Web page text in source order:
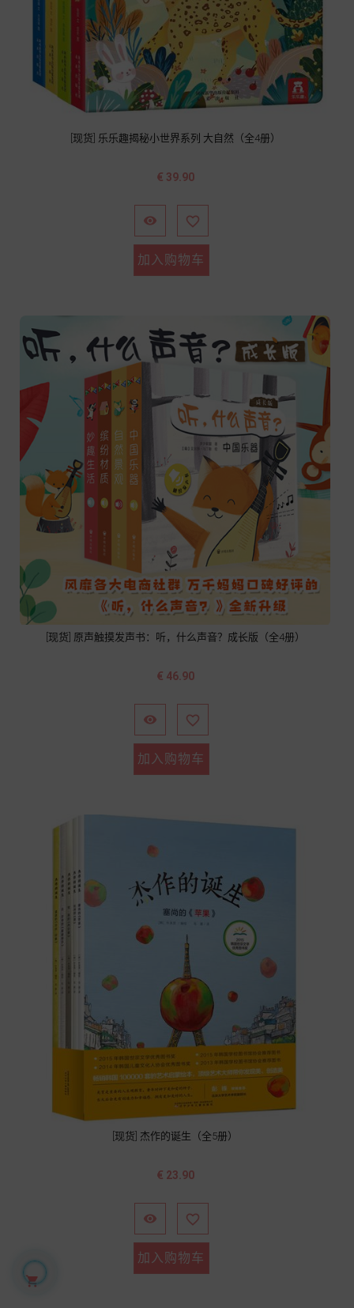
[现货] 乐乐趣揭秘小世界系列 大自然（全4册）
价
€ 39.90
 
加入购物车
[现货] 原声触摸发声书：听，什么声音？成长版（全4册）
价
€ 46.90
 
加入购物车
[现货] 杰作的诞生（全5册）
价
€ 23.90
 
加入购物车
